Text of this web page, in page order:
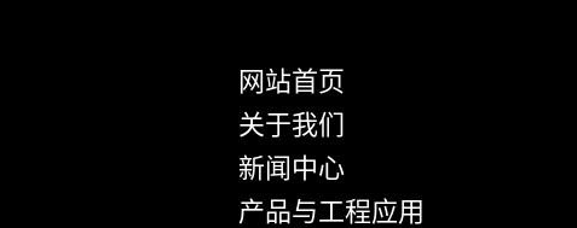
网站首页
关于我们
新闻中心
产品与工程应用